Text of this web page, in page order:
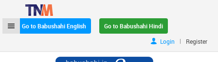
Go to Babushahi English
Go to Babushahi Hindi
Login
| Register